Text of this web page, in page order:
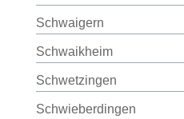
Schwaigern
Schwaikheim
Schwetzingen
Schwieberdingen